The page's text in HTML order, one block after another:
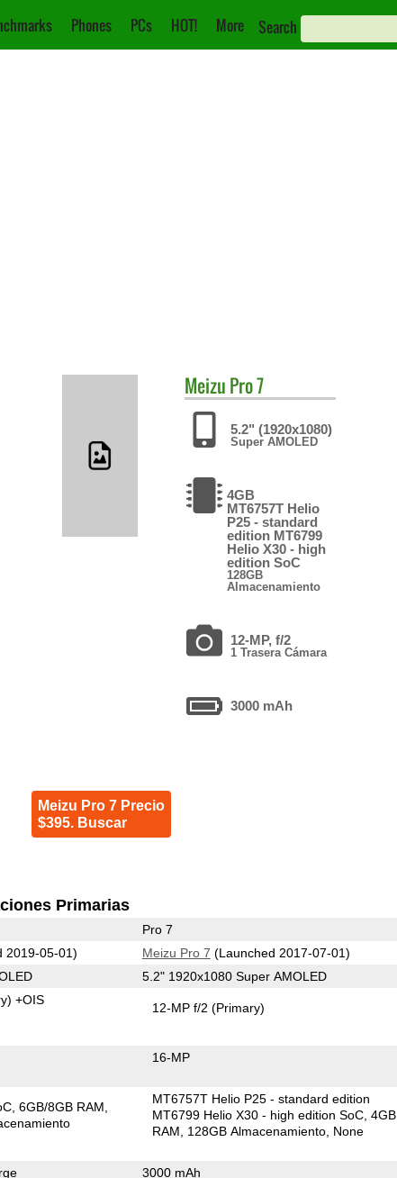
Phones PCs HOT! More Search
Meizu Pro 7
5.2" (1920x1080)
Super AMOLED
4GB
MT6757T Helio
P25 - standard
edition MT6799
Helio X30 - high
edition SoC
128GB
Almacenamiento
12-MP, f/2
1 Trasera Cámara
3000 mAh
Meizu Pro 7 Precio
$395. Buscar
Primarias
Pro 7
2019-05-01) Meizu Pro 7 (Launched 2017-07-01)
5.2" 1920x1080 Super AMOLED
+OIS
12-MP f/2(Primary)
16-MP
6GB/8GB RAM
MT6757T Helio P25 - standard edition
MT6799 Helio X30 - high edition SoC 4GB
RAM
128GB Almacenamiento None
3000 mAh